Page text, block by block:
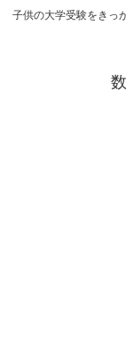
子供の大学受験をきっ